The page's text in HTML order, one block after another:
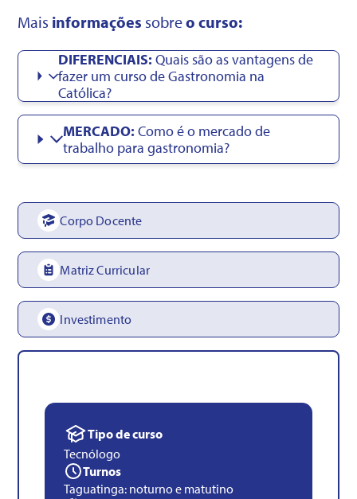
Mais informações sobreo curso:
DIFERENCIAIS: Quais são as vantagens de
fazer um curso de Gastronomia na
Católica?
MERCADO: Como é o mercado de
trabalho para gastronomia?
Corpo Docente
Matriz Curricular
Investimento
Tipo de curso
Tecnólogo
Turnos
Taguatinga: noturno e matutino